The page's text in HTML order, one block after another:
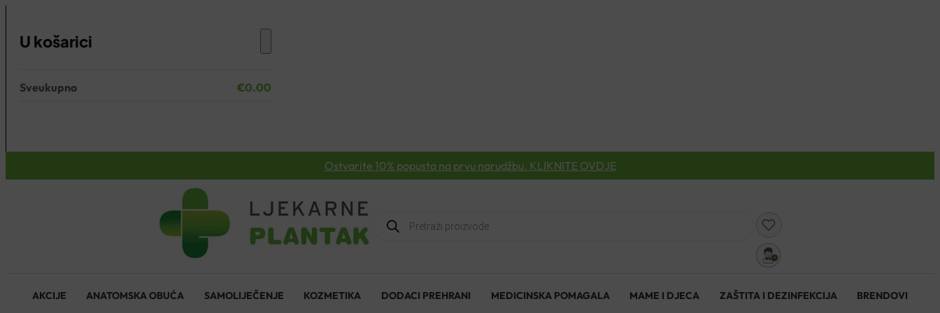
U košarici
Nema proizvoda u košarici.
Sveukupno €0.00
Ostvarite 10% popusta na prvu narudžbu. KLIKNITE OVDJE
Products
search
AKCIJE ANATOMSKA OBUĆA SAMOLIJEČENJE KOZMETIKA DODACI PREHRANI MEDICINSKA POMAGALA MAME I DJECA ZAŠTITA I DEZINFEKCIJA BRENDOVI